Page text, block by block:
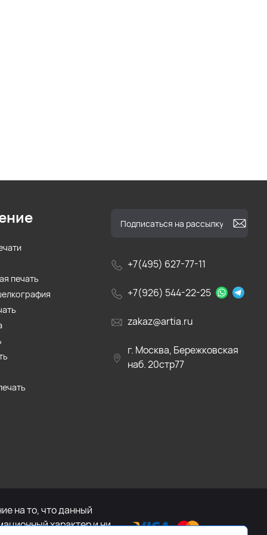
+7(495) 627-77-11
+7(926) 544-22-25
zakaz@artia.ru
г. Москва, Бережковская
наб. 20стр77
печать
на то, что данный
характер и ни